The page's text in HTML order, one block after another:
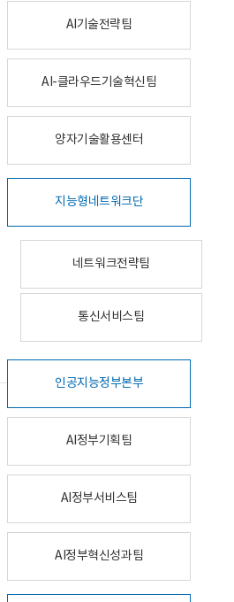
AI기술전략팀
AI-클라우드기술혁신팀
양자기술활용센터
지능형네트워크단
네트워크전략팀
통신서비스팀
인공지능정부본부
AI정부기획팀
AI정부서비스팀
AI정부혁신성과팀